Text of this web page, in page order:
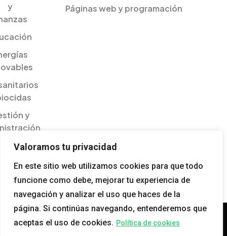
Valoramos tu privacidad
En este sitio web utilizamos cookies para que todo
funcione como debe, mejorar tu experiencia de
navegación y analizar el uso que haces de la
página. Si continúas navegando, entenderemos que
aceptas el uso de cookies. Política de cookies
y
y
Páginas web y programación